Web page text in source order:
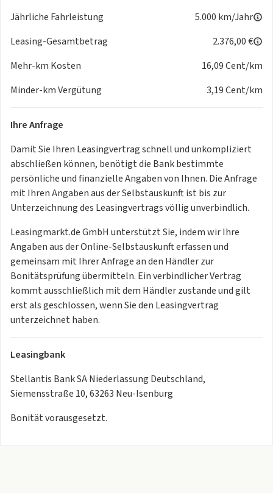
Jährliche Fahrleistung
5.000 km/Jahr
Leasing-Gesamtbetrag
2.376,00 €
Mehr-km Kosten
16,09 Cent/km
Minder-km Vergütung
3,19 Cent/km
Ihre Anfrage
Damit Sie Ihren Leasingvertrag schnell und unkompliziert
abschließen können, benötigt die Bank bestimmte
persönliche und finanzielle Angaben von Ihnen. Die Anfrage
mit Ihren Angaben aus der Selbstauskunft ist bis zur
Unterzeichnung des Leasingvertrags völlig unverbindlich.
Leasingmarkt.de GmbH unterstützt Sie, indem wir Ihre
Angaben aus der Online-Selbstauskunft erfassen und
gemeinsam mit Ihrer Anfrage an den Händler zur
Bonitätsprüfung übermitteln. Ein verbindlicher Vertrag
kommt ausschließlich mit dem Händler zustande und gilt
erst als geschlossen, wenn Sie den Leasingvertrag
unterzeichnet haben.
Leasingbank
Stellantis Bank SA Niederlassung Deutschland,
Siemensstraße 10, 63263 Neu-Isenburg
Bonität vorausgesetzt.